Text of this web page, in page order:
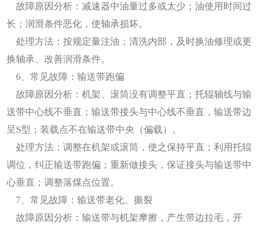
故障原因分析：减速器中油量过多或太少；油使用时间过
长；润滑条件恶化，使轴承损坏。
处理方法：按规定量注油；清洗内部，及时换油修理或更
换轴承、改善润滑条件。
6、常见故障：输送带跑偏
故障原因分析：机架、滚筒没有调整平直；托辊轴线与输
送带中心线不垂直；输送带接头与中心线不垂直，输送带边
呈S型；装载点不在输送带中央（偏载）。
处理方法：调整在机架或滚筒，使之保持平直；利用托辊
调位，纠正输送带跑偏；重新做接头，保证接头与输送带中
心垂直；调整落煤点位置。
7、常见故障：输送带老化、撕裂
故障原因分析：输送带与机架摩擦，产生带边拉毛，开